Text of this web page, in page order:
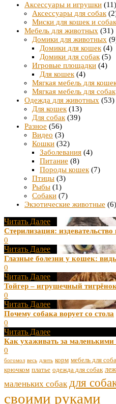
Аксессуары и игрушки (11)
Аксессуары для собак
Миски для кошек и собак
Мебель для животных (31)
Домики для животных
Домики для кошек (4)
Домики для собак (5)
Игровые площадки (4)
Для кошек (4)
Мягкая мебель для
Мягкая мебель для собак
Одежда для животных (53)
Для кошек (13)
Для собак (39)
Разное (56)
Видео (3)
Кошки (32)
Заболевания (4)
Питание (8)
Породы кошек (7)
Птицы (3)
Рыбы (1)
Собаки (7)
Экзотические животные (6)
Читать Далее
Стерилизация: издевательство
0
Читать Далее
Глазные болезни у кошек:
0
Читать Далее
Тойгер – игрушечный тигрёнок
0
Читать Далее
Почему собака ворует со стола
0
Читать Далее
Как ухаживать за маленькими
0
богомол весь длить корм мебель для
крючком платье одежда для собак
маленьких собак для
своими руками